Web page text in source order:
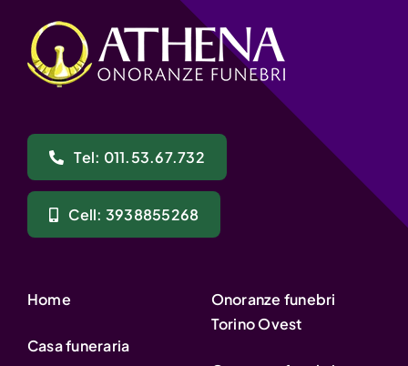
Tel: 011.53.67.732
Cell: 3938855268
Home
Casa funeraria
Onoranze funebri
Torino Ovest